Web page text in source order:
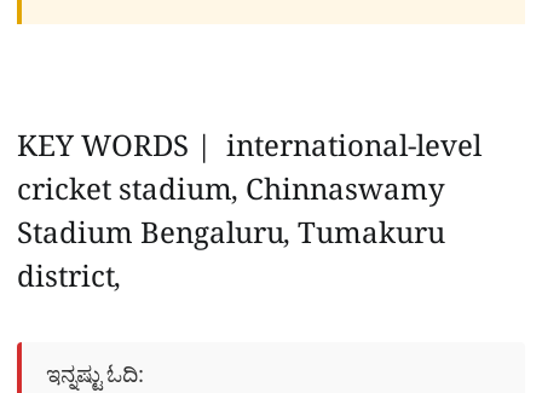
KEY WORDS | international-level
cricket stadium, Chinnaswamy
Stadium Bengaluru, Tumakuru
district,
ಇನ್ನಷ್ಟು ಓದಿ: